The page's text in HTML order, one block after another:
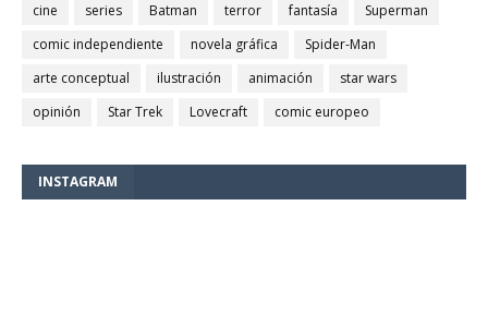
cine series Batman terror fantasía
Superman
comic independiente
novela gráfica
Spider-Man
arte conceptual
ilustración animación
star wars
opinión
Star Trek Lovecraft comic europeo
INSTAGRAM